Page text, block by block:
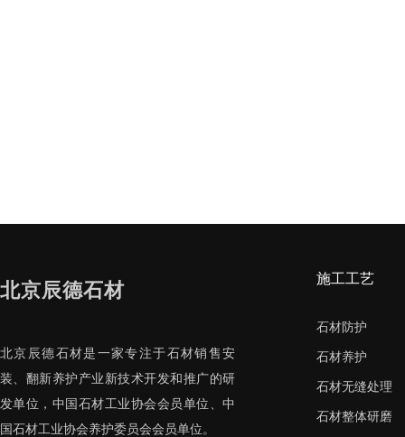
施工工艺
北京辰德石材
北京辰德石材是一家专注于石材销售安
装、翻新养护产业新技术开发和推广的研
发单位，中国石材工业协会会员单位、中
国石材工业协会养护委员会会员单位。
石材防护
石材养护
石材无缝处理
石材整体研磨